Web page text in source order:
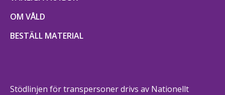
OM VÅLD
BESTÄLL MATERIAL
Stödlinjen för transpersoner drivs av Nationellt